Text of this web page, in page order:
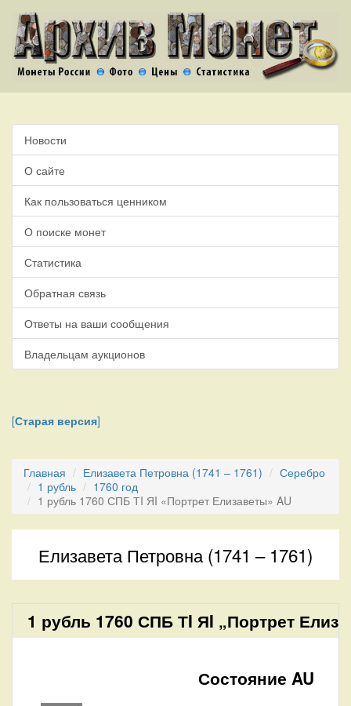
Новости
О сайте
Как пользоваться ценником
О поиске монет
Статистика
Обратная связь
Ответы на ваши сообщения
Владельцам аукционов
[Старая версия]
Главная Елизавета Петровна (1741 – 1761)
Серебро
1 рубль
1760 год
1 рубль 1760 СПБ ТI ЯI «Портрет Елизаветы» AU
Елизавета Петровна (1741 – 1761)
1 рубль 1760 СПБ ТI ЯI „Портрет
Состояние AU